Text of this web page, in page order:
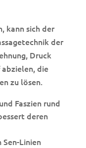
kann sich der
der
Druck
die
zu lösen.
Faszien rund
deren
Linien